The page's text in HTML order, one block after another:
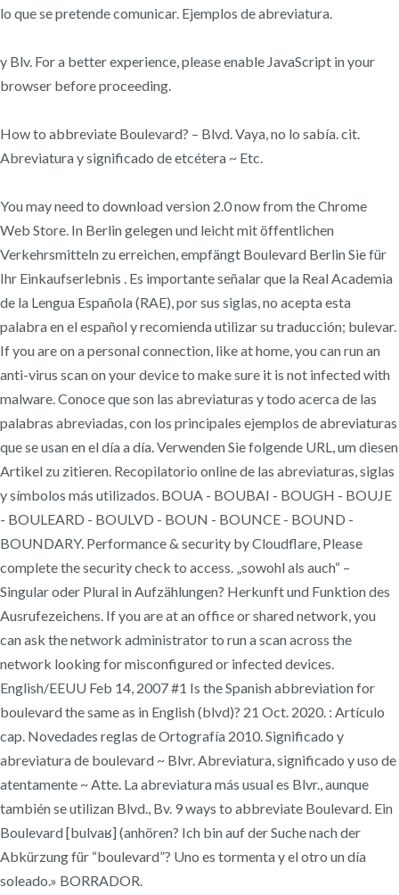
lo que se pretende comunicar. Ejemplos de abreviatura.
y Blv. For a better experience, please enable JavaScript in your
browser before proceeding.
How to abbreviate Boulevard? – Blvd. Vaya, no lo sabía. cit.
Abreviatura y significado de etcétera ~ Etc.
You may need to download version 2.0 now from the Chrome
Web Store. In Berlin gelegen und leicht mit öffentlichen
Verkehrsmitteln zu erreichen, empfängt Boulevard Berlin Sie für
Ihr Einkaufserlebnis . Es importante señalar que la Real Academia
de la Lengua Española (RAE), por sus siglas, no acepta esta
palabra en el español y recomienda utilizar su traducción; bulevar.
If you are on a personal connection, like at home, you can run an
anti-virus scan on your device to make sure it is not infected with
malware. Conoce que son las abreviaturas y todo acerca de las
palabras abreviadas, con los principales ejemplos de abreviaturas
que se usan en el día a día. Verwenden Sie folgende URL, um diesen
Artikel zu zitieren. Recopilatorio online de las abreviaturas, siglas
y símbolos más utilizados. BOUA - BOUBAI - BOUGH - BOUJE
- BOULEARD - BOULVD - BOUN - BOUNCE - BOUND -
BOUNDARY. Performance & security by Cloudflare, Please
complete the security check to access. „sowohl als auch“ –
Singular oder Plural in Aufzählungen? Herkunft und Funktion des
Ausrufezeichens. If you are at an office or shared network, you
can ask the network administrator to run a scan across the
network looking for misconfigured or infected devices.
English/EEUU Feb 14, 2007 #1 Is the Spanish abbreviation for
boulevard the same as in English (blvd)? 21 Oct. 2020. : Artículo
cap. Novedades reglas de Ortografía 2010. Significado y
abreviatura de boulevard ~ Blvr. Abreviatura, significado y uso de
atentamente ~ Atte. La abreviatura más usual es Blvr., aunque
también se utilizan Blvd., Bv. 9 ways to abbreviate Boulevard. Ein
Boulevard [bulvaʁ] (anhören? Ich bin auf der Suche nach der
Abkürzung für “boulevard”? Uno es tormenta y el otro un día
soleado.» BORRADOR.